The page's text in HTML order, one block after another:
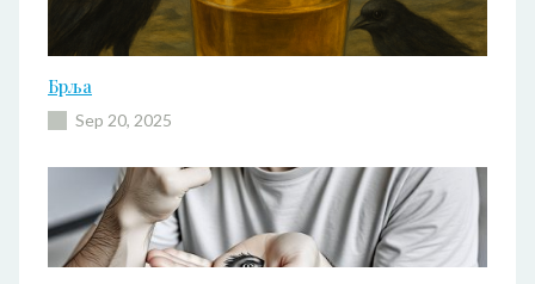
Брља
Sep 20, 2025